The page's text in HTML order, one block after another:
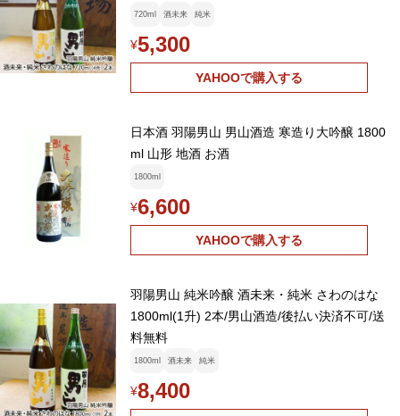
720ml 酒未来 純米
¥5,300
YAHOOで購入する
日本酒 羽陽男山 男山酒造 寒造り大吟醸 1800
ml 山形 地酒 お酒
1800ml
¥6,600
YAHOOで購入する
羽陽男山 純米吟醸 酒未来・純米 さわのはな
1800ml(1升) 2本/男山酒造/後払い決済不可/送
料無料
1800ml 酒未来 純米
¥8,400